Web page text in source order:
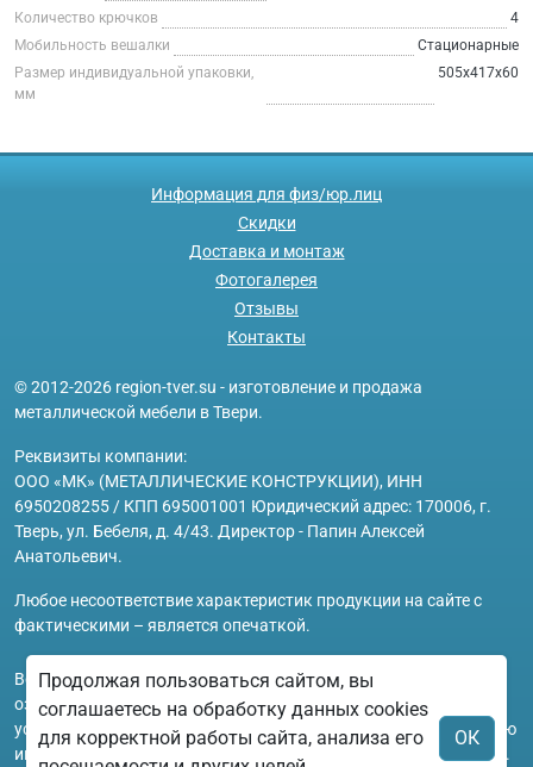
Количество крючков
4
Мобильность вешалки
Стационарные
Размер индивидуальной упаковки,
мм
505x417x60
Информация для физ/юр.лиц
Скидки
Доставка и монтаж
Фотогалерея
Отзывы
Контакты
© 2012-2026 region-tver.su - изготовление и продажа
металлической мебели в Твери.
Реквизиты компании:
ООО «МК» (МЕТАЛЛИЧЕСКИЕ КОНСТРУКЦИИ), ИНН
6950208255 / КПП 695001001 Юридический адрес: 170006, г.
Тверь, ул. Бебеля, д. 4/43. Директор - Папин Алексей
Анатольевич.
Любое несоответствие характеристик продукции на сайте с
фактическими – является опечаткой.
Вся информация на сайте region-tver.su носит исключительно
ознакомительный и справочный характер и ни при каких
условиях не является публичной офертой. Всю дополнительную
информацию можно узнать по телефонам указанным на сайте.
Продолжая пользоваться сайтом, вы
соглашаетесь на обработку данных cookies
для корректной работы сайта, анализа его
ОК